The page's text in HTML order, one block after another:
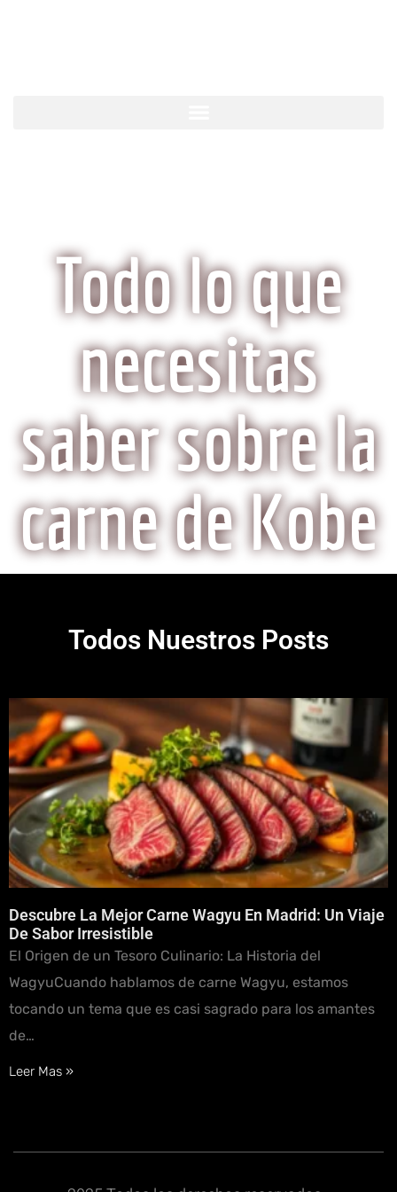
Todo lo que
necesitas
saber sobre la
carne de Kobe
Todos Nuestros Posts
Descubre La Mejor Carne Wagyu En Madrid: Un Viaje
De Sabor Irresistible
El Origen de un Tesoro Culinario: La Historia del
WagyuCuando hablamos de carne Wagyu, estamos
tocando un tema que es casi sagrado para los amantes
de…
Leer Mas »